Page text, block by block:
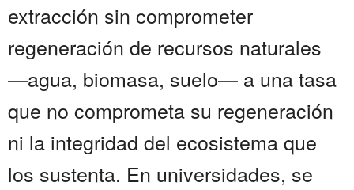
extracción sin comprometer
regeneración de recursos naturales
—agua, biomasa, suelo— a una tasa
que no comprometa su regeneración
ni la integridad del ecosistema que
los sustenta. En universidades, se